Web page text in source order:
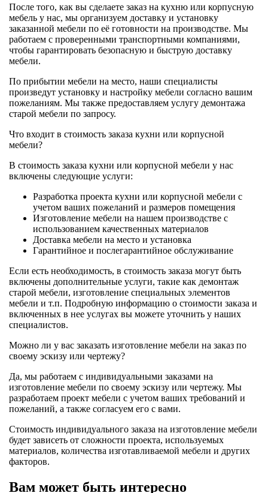
После того, как вы сделаете заказ на кухню или корпусную
мебель у нас, мы организуем доставку и установку
заказанной мебели по её готовности на производстве. Мы
работаем с проверенными транспортными компаниями,
чтобы гарантировать безопасную и быструю доставку
мебели.
По прибытии мебели на место, наши специалисты
произведут установку и настройку мебели согласно вашим
пожеланиям. Мы также предоставляем услугу демонтажа
старой мебели по запросу.
Что входит в стоимость заказа кухни или корпусной
мебели?
В стоимость заказа кухни или корпусной мебели у нас
включены следующие услуги:
Разработка проекта кухни или корпусной мебели с
учетом ваших пожеланий и размеров помещения
Изготовление мебели на нашем производстве с
использованием качественных материалов
Доставка мебели на место и установка
Гарантийное и послегарантийное обслуживание
Если есть необходимость, в стоимость заказа могут быть
включены дополнительные услуги, такие как демонтаж
старой мебели, изготовление специальных элементов
мебели и т.п. Подробную информацию о стоимости заказа и
включенных в нее услугах вы можете уточнить у наших
специалистов.
Можно ли у вас заказать изготовление мебели на заказ по
своему эскизу или чертежу?
Да, мы работаем с индивидуальными заказами на
изготовление мебели по своему эскизу или чертежу. Мы
разработаем проект мебели с учетом ваших требований и
пожеланий, а также согласуем его с вами.
Стоимость индивидуального заказа на изготовление мебели
будет зависеть от сложности проекта, используемых
материалов, количества изготавливаемой мебели и других
факторов.
Вам может быть интересно